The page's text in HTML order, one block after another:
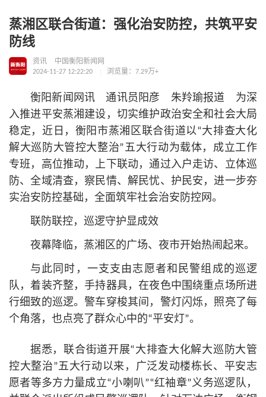
蒸湘区联合街道：强化治安防控，共筑平安
防线
资讯
中国衡阳新闻网
2024-11-27 12:22:20
浏览量：7.29万+
衡阳新闻网讯 通讯员阳彦 朱羚瑜报道 为深
入推进平安蒸湘建设，切实维护政治安全和社会大局
稳定，近日，衡阳市蒸湘区联合街道以“大排查大化
解大巡防大管控大整治”五大行动为载体，成立工作
专班，高位推动，上下联动，通过入户走访、立体巡
防、全域清查，察民情、解民忧、护民安，进一步夯
实治安防控基础，全面筑牢社会治安防控网。
联防联控，巡逻守护显成效
夜幕降临，蒸湘区的广场、夜市开始热闹起来。
与此同时，一支支由志愿者和民警组成的巡逻
队，着装齐整，手持器具，在夜色中围绕重点场所进
行细致的巡逻。警车穿梭其间，警灯闪烁，照亮了每
个角落，也点亮了群众心中的“平安灯”。
据悉，联合街道开展“大排查大化解大巡防大管
控大整治”五大行动以来，广泛发动楼栋长、平安志
愿者等多方力量成立“小喇叭”“红袖章”义务巡逻队，